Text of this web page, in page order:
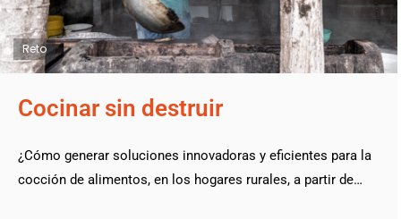
Reto
Cocinar sin destruir
¿Cómo generar soluciones innovadoras y eficientes para la
cocción de alimentos, en los hogares rurales, a partir de…